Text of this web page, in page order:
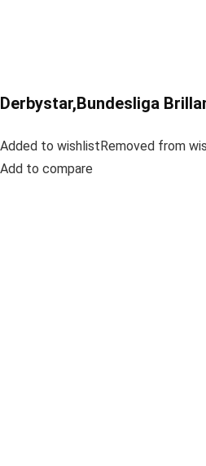
Derbystar,Bundesliga
Added to wishlistRemoved from
Add to compare